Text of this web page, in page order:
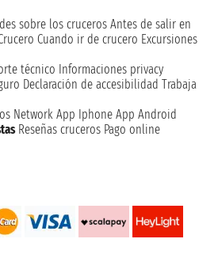
sobre los cruceros Antes de salir en
Cuando ir de crucero Excursiones
técnico Informaciones privacy
Declaración de accesibilidad Trabaja
Network App Iphone App Android
Reseñas cruceros Pago online